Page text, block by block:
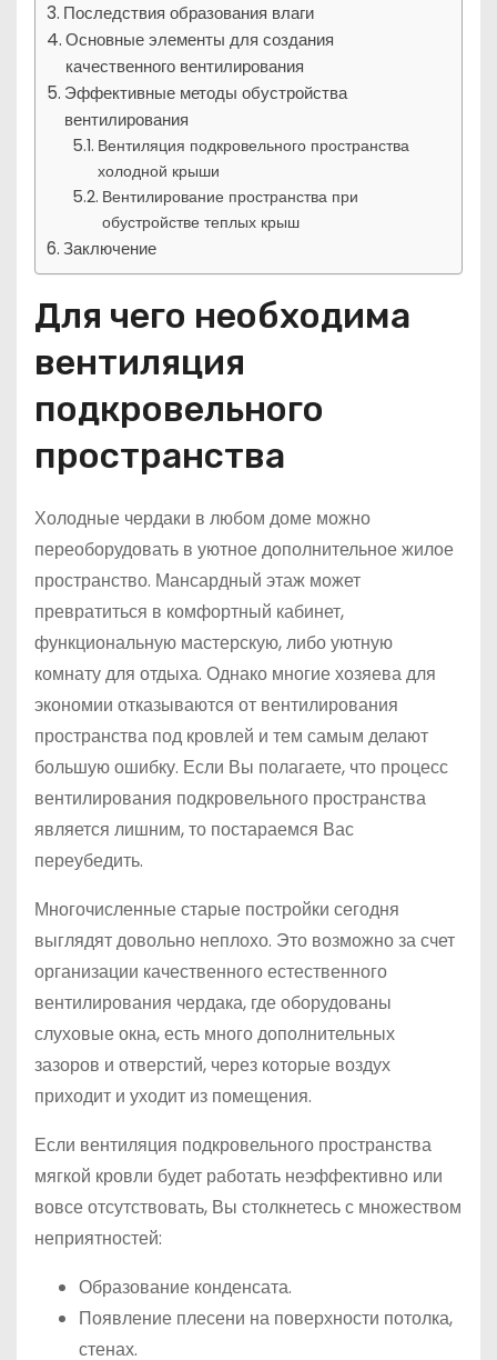
Последствия образования влаги
Основные элементы для создания
качественного вентилирования
Эффективные методы обустройства
вентилирования
Вентиляция подкровельного пространства
холодной крыши
Вентилирование пространства при
обустройстве теплых крыш
Заключение
Для чего необходима
вентиляция
подкровельного
пространства
Холодные чердаки в любом доме можно
переоборудовать в уютное дополнительное жилое
пространство. Мансардный этаж может
превратиться в комфортный кабинет,
функциональную мастерскую, либо уютную
комнату для отдыха. Однако многие хозяева для
экономии отказываются от вентилирования
пространства под кровлей и тем самым делают
большую ошибку. Если Вы полагаете, что процесс
вентилирования подкровельного пространства
является лишним, то постараемся Вас
переубедить.
Многочисленные старые постройки сегодня
выглядят довольно неплохо. Это возможно за счет
организации качественного естественного
вентилирования чердака, где оборудованы
слуховые окна, есть много дополнительных
зазоров и отверстий, через которые воздух
приходит и уходит из помещения.
Если вентиляция подкровельного пространства
мягкой кровли будет работать неэффективно или
вовсе отсутствовать, Вы столкнетесь с множеством
неприятностей:
Образование конденсата.
Появление плесени на поверхности потолка,
стенах.